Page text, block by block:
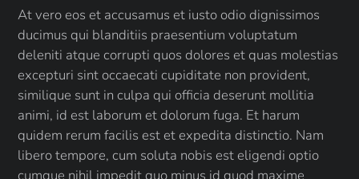
At vero eos et accusamus et iusto odio dignissimos
ducimus qui blanditiis praesentium voluptatum
deleniti atque corrupti quos dolores et quas molestias
excepturi sint occaecati cupiditate non provident,
similique sunt in culpa qui officia deserunt mollitia
animi, id est laborum et dolorum fuga. Et harum
quidem rerum facilis est et expedita distinctio. Nam
libero tempore, cum soluta nobis est eligendi optio